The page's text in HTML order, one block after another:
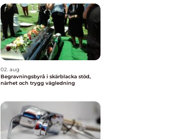
02. aug
Begravningsbyrå i skärblacka stöd,
närhet och trygg vägledning